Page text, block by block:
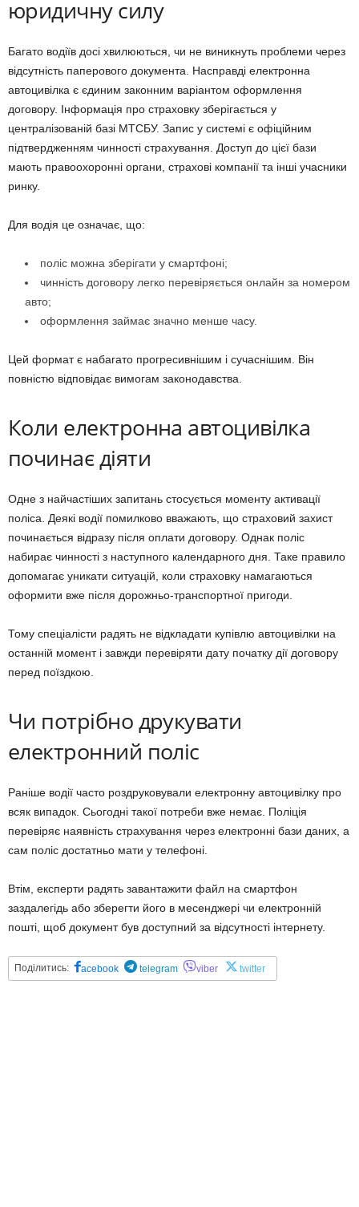
юридичну силу
Багато водіїв досі хвилюються, чи не виникнуть проблеми через
відсутність паперового документа. Насправді електронна
автоцивілка є єдиним законним варіантом оформлення
договору. Інформація про страховку зберігається у
централізованій базі МТСБУ. Запис у системі є офіційним
підтвердженням чинності страхування. Доступ до цієї бази
мають правоохоронні органи, страхові компанії та інші учасники
ринку.
Для водія це означає, що:
поліс можна зберігати у смартфоні;
чинність договору легко перевіряється онлайн за номером
авто;
оформлення займає значно менше часу.
Цей формат є набагато прогресивнішим і сучаснішим. Він
повністю відповідає вимогам законодавства.
Коли електронна автоцивілка
починає діяти
Одне з найчастіших запитань стосується моменту активації
поліса. Деякі водії помилково вважають, що страховий захист
починається відразу після оплати договору. Однак поліс
набирає чинності з наступного календарного дня. Таке правило
допомагає уникати ситуацій, коли страховку намагаються
оформити вже після дорожньо-транспортної пригоди.
Тому спеціалісти радять не відкладати купівлю автоцивілки на
останній момент і завжди перевіряти дату початку дії договору
перед поїздкою.
Чи потрібно друкувати
електронний поліс
Раніше водії часто роздруковували електронну автоцивілку про
всяк випадок. Сьогодні такої потреби вже немає. Поліція
перевіряє наявність страхування через електронні бази даних, а
сам поліс достатньо мати у телефоні.
Втім, експерти радять завантажити файл на смартфон
заздалегідь або зберегти його в месенджері чи електронній
пошті, щоб документ був доступний за відсутності інтернету.
Поділитись: acebook telegram viber twitter